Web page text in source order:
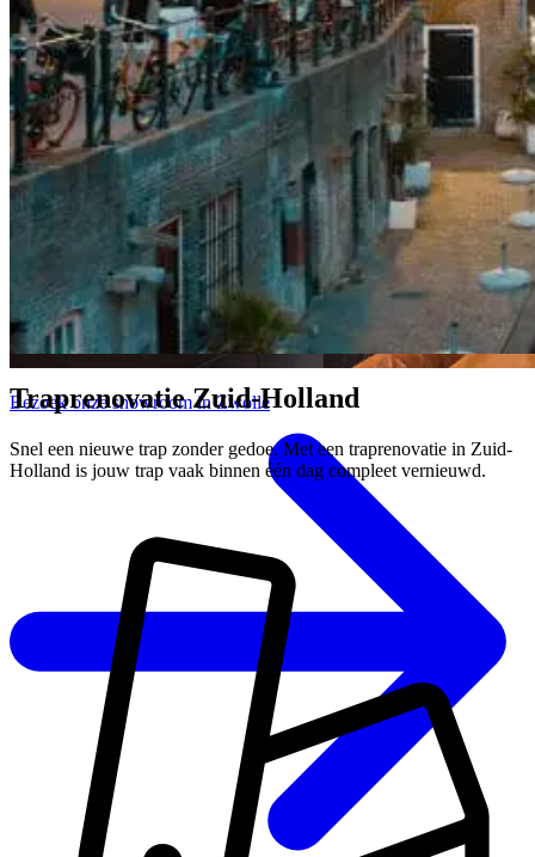
Bezoek onze showroom in Zwolle
Traprenovatie Zuid-Holland
Snel een nieuwe trap zonder gedoe. Met een traprenovatie in Zuid-
Holland is jouw trap vaak binnen één dag compleet vernieuwd.